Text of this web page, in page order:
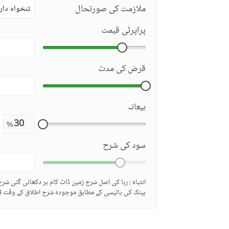
ملازمت کی صورتحال تنخواہ
پراپرٹی قیمت
قرض کی مدت
بیعانہ
%
سود کی شرح
انتباہ : ربا کی اصل شرح زمین ڈاٹ کام پر دکھائی گئی
بینک کی پالیسی کے مطابق موجودہ شرح اطلاق کے وقت